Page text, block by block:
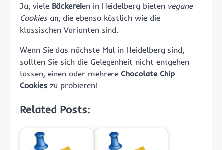
Ja, viele Bäckereien in Heidelberg bieten vegane
Cookiesan, die ebenso köstlich wie die
klassischen Varianten sind.
Wenn Sie das nächste Mal in Heidelberg sind,
sollten Sie sich die Gelegenheit nicht entgehen
lassen, einen oder mehrere Chocolate Chip
Cookies zu probieren!
Related Posts: